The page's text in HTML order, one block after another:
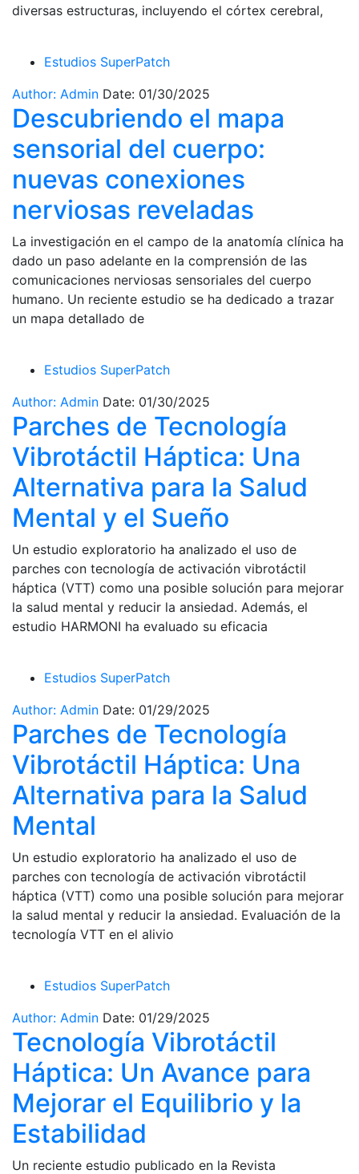
diversas estructuras, incluyendo el córtex cerebral,
Estudios SuperPatch
Author: Admin Date: 01/30/2025
Descubriendo el mapa
sensorial del cuerpo:
nuevas conexiones
nerviosas reveladas
La investigación en el campo de la anatomía clínica ha
dado un paso adelante en la comprensión de las
comunicaciones nerviosas sensoriales del cuerpo
humano. Un reciente estudio se ha dedicado a trazar
un mapa detallado de
Estudios SuperPatch
Author: Admin Date: 01/30/2025
Parches de Tecnología
Vibrotáctil Háptica: Una
Alternativa para la Salud
Mental y el Sueño
Un estudio exploratorio ha analizado el uso de
parches con tecnología de activación vibrotáctil
háptica (VTT) como una posible solución para mejorar
la salud mental y reducir la ansiedad. Además, el
estudio HARMONI ha evaluado su eficacia
Estudios SuperPatch
Author: Admin Date: 01/29/2025
Parches de Tecnología
Vibrotáctil Háptica: Una
Alternativa para la Salud
Mental
Un estudio exploratorio ha analizado el uso de
parches con tecnología de activación vibrotáctil
háptica (VTT) como una posible solución para mejorar
la salud mental y reducir la ansiedad. Evaluación de la
tecnología VTT en el alivio
Estudios SuperPatch
Author: Admin Date: 01/29/2025
Tecnología Vibrotáctil
Háptica: Un Avance para
Mejorar el Equilibrio y la
Estabilidad
Un reciente estudio publicado en la Revista